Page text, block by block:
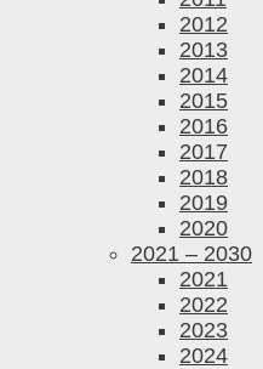
2012
2013
2014
2015
2016
2017
2018
2019
2020
2021 – 2030
2021
2022
2023
2024